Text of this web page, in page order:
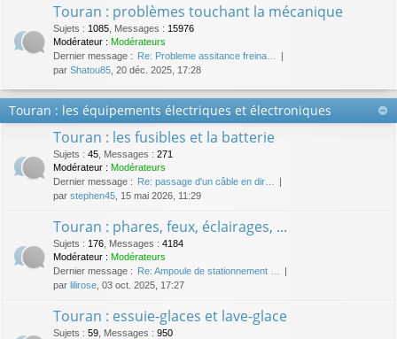
Touran : problèmes touchant la mécanique
Sujets : 1085 Messages : 15976
Modérateur : Modérateurs
Dernier message : Re: Probleme assitance freina…
par Shatou85 , 20 déc. 2025, 17:28
Touran : les équipements électriques et électroniques
Touran : les fusibles et la batterie
Sujets : 45 Messages : 271
Modérateur : Modérateurs
Dernier message : Re: passage d'un câble en dir…
par stephen45 , 15 mai 2026, 11:29
Touran : phares, feux, éclairages, ...
Sujets : 176 Messages : 4184
Modérateur : Modérateurs
Dernier message : Re: Ampoule de stationnement …
par lilirose , 03 oct. 2025, 17:27
Touran : essuie-glaces et lave-glace
Sujets : 59 Messages : 950